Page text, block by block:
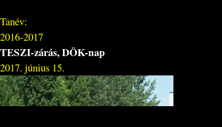
Tanév:
2016-2017
TESZI-zárás, DÖK-nap
2017. június 15.